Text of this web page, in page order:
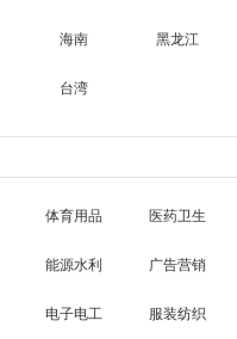
海南 黑龙江
台湾
体育用品 医药卫生
能源水利 广告营销
电子电工 服装纺织